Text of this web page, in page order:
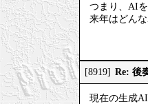
つまり、AI
来年はどん
[8919] Re: 後
現在の生成